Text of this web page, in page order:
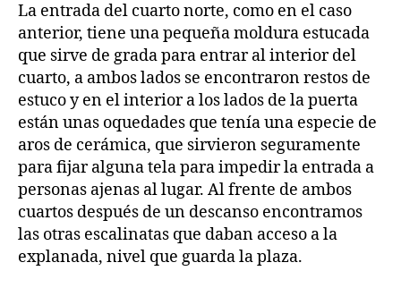
La entrada del cuarto norte, como en el caso
anterior, tiene una pequeña moldura estucada
que sirve de grada para entrar al interior del
cuarto, a ambos lados se encontraron restos de
estuco y en el interior a los lados de la puerta
están unas oquedades que tenía una especie de
aros de cerámica, que sirvieron seguramente
para fijar alguna tela para impedir la entrada a
personas ajenas al lugar. Al frente de ambos
cuartos después de un descanso encontramos
las otras escalinatas que daban acceso a la
explanada, nivel que guarda la plaza.